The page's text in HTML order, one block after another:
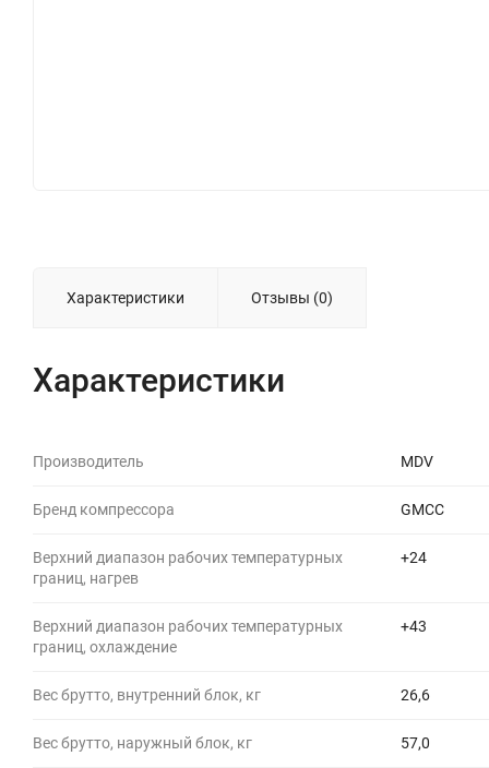
Характеристики Отзывы (0)
Характеристики
Производитель MDV
Бренд компрессора GMCC
Верхний диапазон рабочих температурных
границ, нагрев
+24
Верхний диапазон рабочих температурных
границ, охлаждение
+43
Вес брутто, внутренний блок, кг 26,6
Вес брутто, наружный блок, кг 57,0